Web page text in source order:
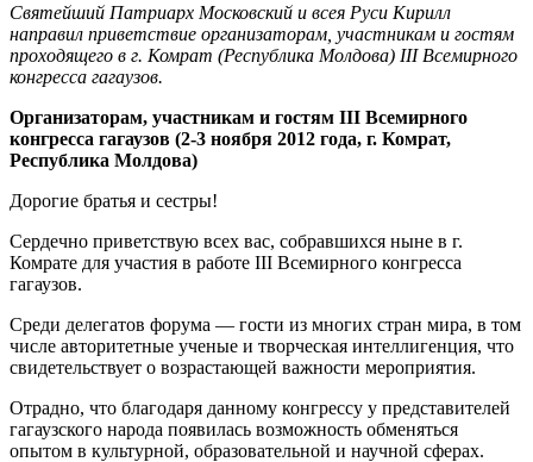
Святейший Патриарх Московский и всея Руси Кирилл
направил приветствие организаторам, участникам и гостям
проходящего в г. Комрат (Республика Молдова) III Всемирного
конгресса гагаузов.
Организаторам, участникам и гостям III Всемирного
конгресса гагаузов (2-3 ноября 2012 года, г. Комрат,
Республика Молдова)
Дорогие братья и сестры!
Сердечно приветствую всех вас, собравшихся ныне в г.
Комрате для участия в работе III Всемирного конгресса
гагаузов.
Среди делегатов форума — гости из многих стран мира, в том
числе авторитетные ученые и творческая интеллигенция, что
свидетельствует о возрастающей важности мероприятия.
Отрадно, что благодаря данному конгрессу у представителей
гагаузского народа появилась возможность обменяться
опытом в культурной, образовательной и научной сферах.